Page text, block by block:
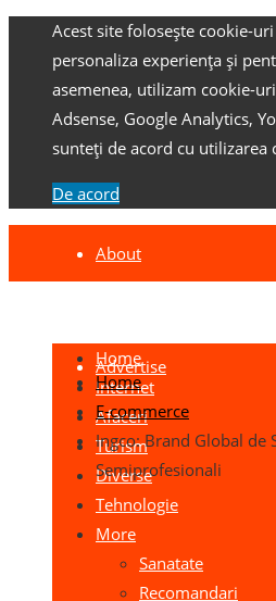
Acest site folosește cookie-
personaliza experiența și
asemenea, utilizam cookie-
Adsense, Google Analytics,
sunteți de acord cu utilizarea
De acord
About
Advertise
Home
Internet
Afaceri
Turism
Diverse
Tehnologie
More
Sanatate
Recomandari
Home
E-commerce
Ingco: Brand Global de
Semiprofesionali